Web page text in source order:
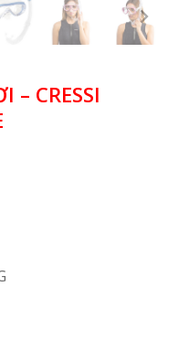
– CRESSI